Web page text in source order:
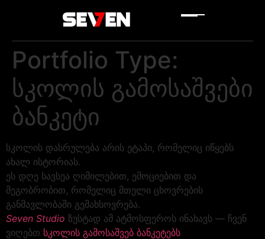
Portfolio Type:
სკოლის გამოსაშვები
ბანკეტი
სკოლის დასრულება არის ეტაპი, რომელიც იწყებს
ახალ ისტორიას.
ეს დღე სავსეა ღიმილებით, ემოციებით და
მეგობრობით, რომელიც მთელი ცხოვრების
განმავლობაში გემახსოვრება.
Seven Studio ზუსტად ამ ატმოსფეროს ინახავს — ჩვენ
ვიღებთ სკოლის გამოსაშვებ ბანკეტებს